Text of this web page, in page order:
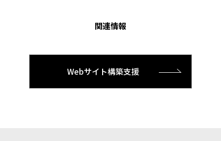
関連情報
Webサイト構築支援